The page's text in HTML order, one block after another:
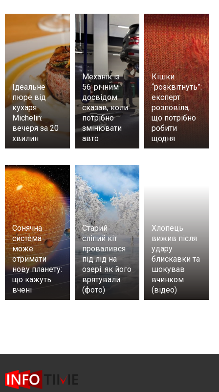
Ідеальне
пюре від
кухаря
Michelin:
вечеря за 20
хвилин
Механік із
56-річним
досвідом
сказав, коли
потрібно
змінювати
авто
Кішки
“розквітнуть”:
експерт
розповіла,
що потрібно
робити
щодня
Сонячна
система
може
отримати
нову планету:
що кажуть
вчені
Старий
сліпий кіт
провалився
під лід на
озері: як його
врятували
(фото)
Хлопець
вижив після
удару
блискавки та
шокував
вчинком
(відео)